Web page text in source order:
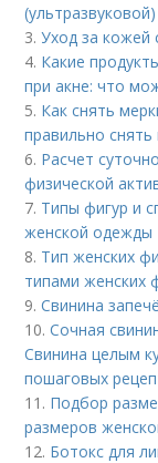
(ультразвуковой)
3.Уход за
4. Какие
при акне: что
5. Как снять
правильно
6. Расчет
физической
7. Типы фигур и
женской одежды
8. Тип женских
типами женских
9.Свинина
10.Сочная
Свинина целым
пошаговых
11. Подбор
размеров
12. Ботокс для